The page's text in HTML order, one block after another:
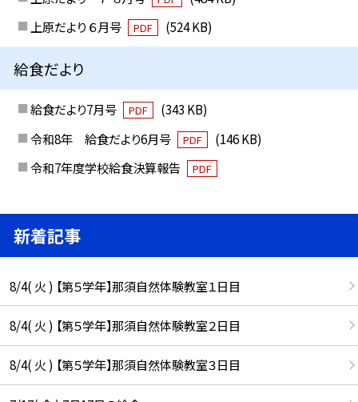
上原だより ６月号
PDF (524 KB)
給食だより
給食だより7月号 PDF
(343 KB)
令和8年 給食だより6月号
PDF
(146 KB)
令和7年度学校給食決算報告
PDF
新着記事
8/4( 火 ) 【第５学年】那須自然体験教室１日目
8/4( 火 ) 【第５学年】那須自然体験教室２日目
8/4( 火 ) 【第５学年】那須自然体験教室３日目